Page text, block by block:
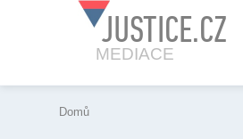
JUSTICE.CZ
MEDIACE
Domů